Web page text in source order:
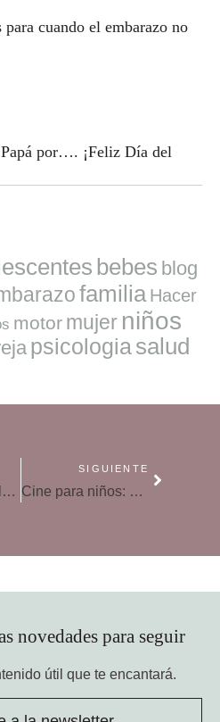
para cuando el embarazo no
por…. ¡Feliz Día del
bebes blog
familia Hacer
motor mujer niños
psicologiasalud
El peso ideal en las mochilas de los niños
SIGUIENTE
Cine para niños: «Lifi, una gallina tocada del ala»
novedades para seguir
útil que te encantará.